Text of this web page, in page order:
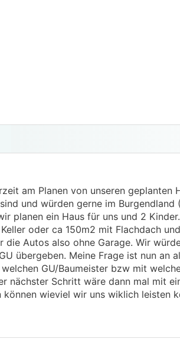
am Planen von unseren geplanten
und würden gerne im
planen ein Haus für uns und 2
oder ca 150m2 mit Flachdach
Autos also ohne Garage. Wir
übergeben. Meine Frage ist nun an
GU/Baumeister bzw mit
nächster Schritt wäre dann mal mit
wieviel wir uns wiklich leisten